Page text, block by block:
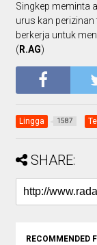
Singkep meminta
urus kan
berkerja untuk
( R.AG)
Lingga 1587
SHARE:
RECOMMENDED